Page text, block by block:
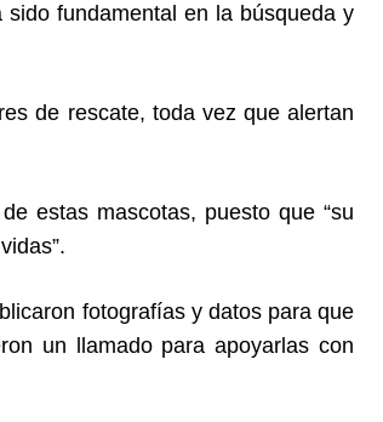
fundamental en la búsqueda y
de rescate, toda vez que alertan
estas mascotas, puesto que “su
fotografías y datos para que
un llamado para apoyarlas con